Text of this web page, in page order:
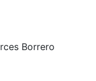
Borrero